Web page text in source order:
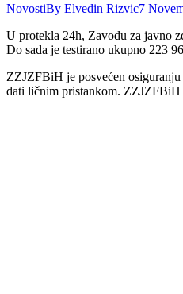
NovostiBy Elvedin Rizvic7
U protekla 24h, Zavodu za javno
Do sada je testirano ukupno 223
ZZJZFBiH je posvećen
dati ličnim pristankom. ZZJZFBiH